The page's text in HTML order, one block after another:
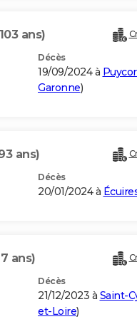
ans)
Décès
19/09/2024 à
Garonne)
ans)
Décès
20/01/2024 à
ans)
Décès
21/12/2023 à Saint-
et-Loire)